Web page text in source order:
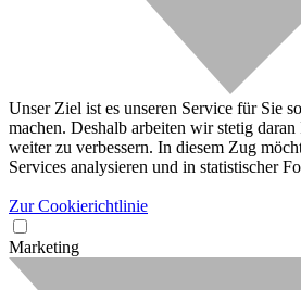
Unser Ziel ist es unseren Service für Sie
machen. Deshalb arbeiten wir stetig
weiter zu verbessern. In diesem Zug
Services analysieren und in statistischer
Zur Cookierichtlinie
Marketing